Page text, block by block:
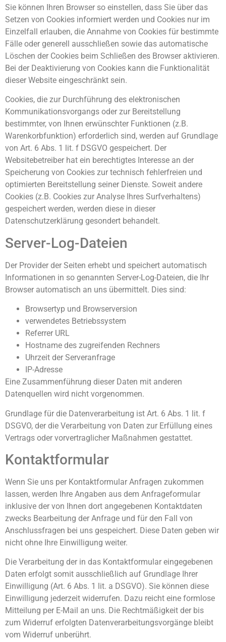
Sie können Ihren Browser so einstellen, dass Sie über das
Setzen von Cookies informiert werden und Cookies nur im
Einzelfall erlauben, die Annahme von Cookies für bestimmte
Fälle oder generell ausschließen sowie das automatische
Löschen der Cookies beim Schließen des Browser aktivieren.
Bei der Deaktivierung von Cookies kann die Funktionalität
dieser Website eingeschränkt sein.
Cookies, die zur Durchführung des elektronischen
Kommunikationsvorgangs oder zur Bereitstellung
bestimmter, von Ihnen erwünschter Funktionen (z.B.
Warenkorbfunktion) erforderlich sind, werden auf Grundlage
von Art. 6 Abs. 1 lit. f DSGVO gespeichert. Der
Websitebetreiber hat ein berechtigtes Interesse an der
Speicherung von Cookies zur technisch fehlerfreien und
optimierten Bereitstellung seiner Dienste. Soweit andere
Cookies (z.B. Cookies zur Analyse Ihres Surfverhaltens)
gespeichert werden, werden diese in dieser
Datenschutzerklärung gesondert behandelt.
Server-Log-Dateien
Der Provider der Seiten erhebt und speichert automatisch
Informationen in so genannten Server-Log-Dateien, die Ihr
Browser automatisch an uns übermittelt. Dies sind:
Browsertyp und Browserversion
verwendetes Betriebssystem
Referrer URL
Hostname des zugreifenden Rechners
Uhrzeit der Serveranfrage
IP-Adresse
Eine Zusammenführung dieser Daten mit anderen
Datenquellen wird nicht vorgenommen.
Grundlage für die Datenverarbeitung ist Art. 6 Abs. 1 lit. f
DSGVO, der die Verarbeitung von Daten zur Erfüllung eines
Vertrags oder vorvertraglicher Maßnahmen gestattet.
Kontaktformular
Wenn Sie uns per Kontaktformular Anfragen zukommen
lassen, werden Ihre Angaben aus dem Anfrageformular
inklusive der von Ihnen dort angegebenen Kontaktdaten
zwecks Bearbeitung der Anfrage und für den Fall von
Anschlussfragen bei uns gespeichert. Diese Daten geben wir
nicht ohne Ihre Einwilligung weiter.
Die Verarbeitung der in das Kontaktformular eingegebenen
Daten erfolgt somit ausschließlich auf Grundlage Ihrer
Einwilligung (Art. 6 Abs. 1 lit. a DSGVO). Sie können diese
Einwilligung jederzeit widerrufen. Dazu reicht eine formlose
Mitteilung per E-Mail an uns. Die Rechtmäßigkeit der bis
zum Widerruf erfolgten Datenverarbeitungsvorgänge bleibt
vom Widerruf unberührt.